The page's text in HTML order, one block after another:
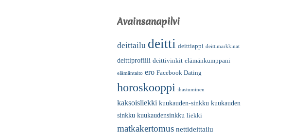
Avainsanapilvi
deittailu deitti deittiappi deittimarkkinat
deittiprofiili deittivinkit elämänkumppani
elämäntaito ero Facebook Dating
horoskooppi ihastuminen
kaksoisliekki kuukauden-sinkku kuukauden
sinkku kuukaudensinkku liekki
matkakertomus nettideittailu